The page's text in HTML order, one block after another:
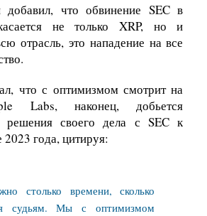
что обвинение SEC в
не только XRP, но и
отрасль, это нападение на все
что с оптимизмом смотрит на
Labs, наконец, добьется
решения своего дела с SEC к
года, цитируя:
столько времени, сколько
судьям. Мы с оптимизмом